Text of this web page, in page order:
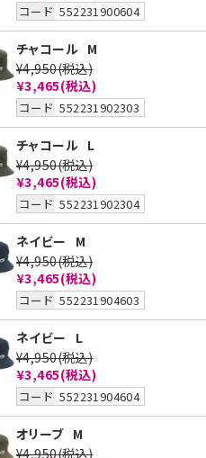
コード 552231900604
チャコール M
¥4,950(税込)
¥3,465(税込)
コード 552231902303
チャコール L
¥4,950(税込)
¥3,465(税込)
コード 552231902304
ネイビー
M
¥4,950(税込)
¥3,465(税込)
コード 552231904603
ネイビー
L
¥4,950(税込)
¥3,465(税込)
コード 552231904604
オリーブ M
¥4,950(税込)